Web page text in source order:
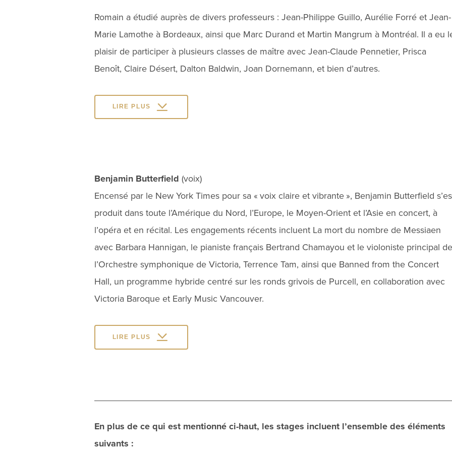
Romain a étudié auprès de divers professeurs : Jean-Philippe Guillo, Aurélie Forré et Jean-
Marie Lamothe à Bordeaux, ainsi que Marc Durand et Martin Mangrum à Montréal. Il a eu
plaisir de participer à plusieurs classes de maître avec Jean-Claude Pennetier, Prisca
Benoît, Claire Désert, Dalton Baldwin, Joan Dornemann, et bien d’autres.
LIRE PLUS
Benjamin Butterfield (voix)
Encensé par le New York Times pour sa « voix claire et vibrante », Benjamin Butterfield
produit dans toute l’Amérique du Nord, l’Europe, le Moyen-Orient et l’Asie en concert, à
l’opéra et en récital. Les engagements récents incluent La mort du nombre de Messiaen
avec Barbara Hannigan, le pianiste français Bertrand Chamayou et le violoniste principal de
l’Orchestre symphonique de Victoria, Terrence Tam, ainsi que Banned from the Concert
Hall, un programme hybride centré sur les ronds grivois de Purcell, en collaboration avec
Victoria Baroque et Early Music Vancouver.
LIRE PLUS
En plus de ce qui est mentionné ci-haut, les stages incluent l’ensemble des éléments
suivants :